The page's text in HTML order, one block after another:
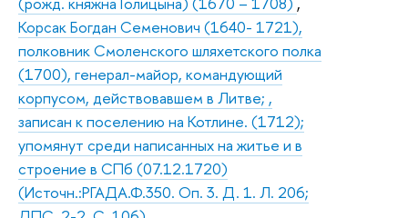
Корсак Богдан Семенович (1640- 1721),
полковник Смоленского шляхетского полка
(1700), генерал-майор, командующий
корпусом, действовавшем в Литве; ,
записан к поселению на Котлине. (1712);
упомянут среди написанных на житье и в
строение в СПб (07.12.1720)
(Источн.:РГАДА.Ф.350. Оп. 3. Д. 1. Л. 206;